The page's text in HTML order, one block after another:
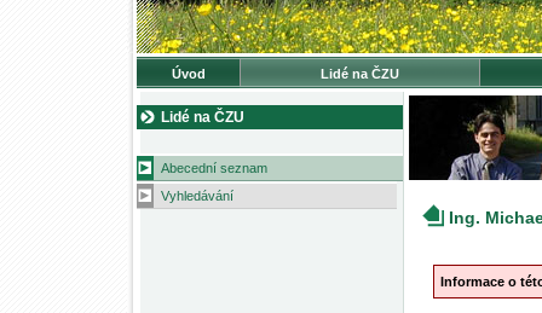
Úvod Lidé na ČZU
Lidé na ČZU
Abecední seznam
Vyhledávání
Ing.
Informace o